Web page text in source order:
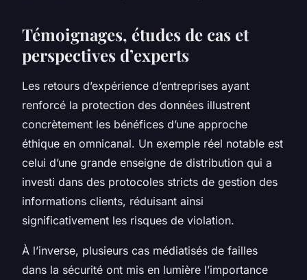
Témoignages, études de cas et
perspectives d’experts
Les retours d’expérience d’entreprises ayant
renforcé la protection des données illustrent
concrètement les bénéfices d’une approche
éthique en omnicanal. Un exemple réel notable est
celui d’une grande enseigne de distribution qui a
investi dans des protocoles stricts de gestion des
informations clients, réduisant ainsi
significativement les risques de violation.
À l’inverse, plusieurs cas médiatisés de failles
dans la sécurité ont mis en lumière l’importance